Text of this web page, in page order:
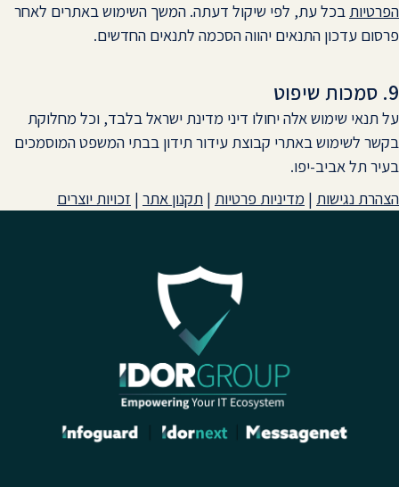
הפרטיותבכל עת, לפי שיקול דעתה. המשך השימוש באתרים לאחר
פרסום עדכון התנאים יהווה הסכמה לתנאים החדשים.
9. סמכות שיפוט
על תנאי שימוש אלה יחולו דיני מדינת ישראל בלבד, וכל מחלוקת
בקשר לשימוש באתרי קבוצת עידור תידון בבתי המשפט המוסמכים
בעיר תל אביב-יפו.
הצהרת נגישות | מדיניות פרטיות | תקנון אתר | זכויות יוצרים